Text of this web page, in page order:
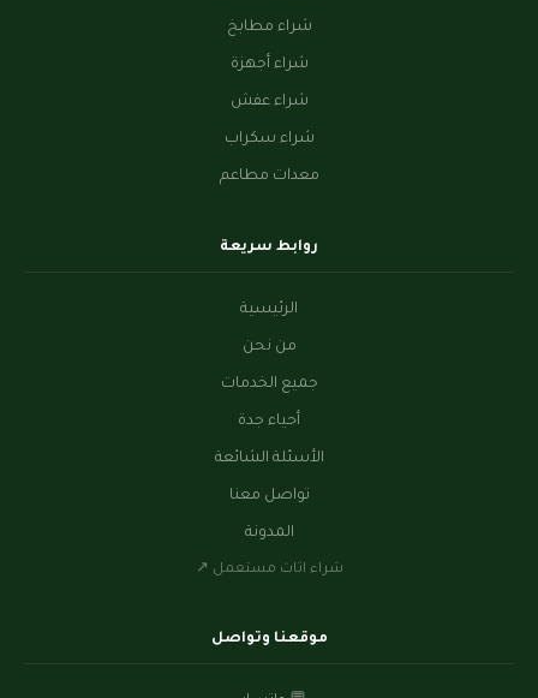
شراء مطابخ
شراء أجهزة
شراء عفش
شراء سكراب
معدات مطاعم
روابط سريعة
الرئيسية
من نحن
جميع الخدمات
أحياء جدة
الأسئلة الشائعة
تواصل معنا
المدونة
شراء اثاث مستعمل ↗
موقعنا وتواصل